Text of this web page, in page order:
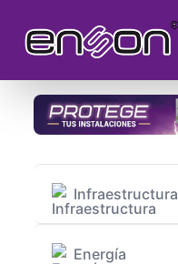
Infraestructura
Energía